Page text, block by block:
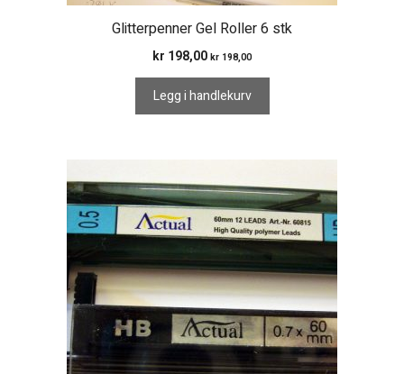
Glitterpenner Gel Roller 6 stk
kr 198,00 kr 198,00
Legg i handlekurv
produktet
varianter.
Alternativene
produktsiden